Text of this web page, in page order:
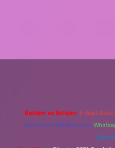
Reklam ve İletişim: E-mail:
forumhizmeti@gmail.com